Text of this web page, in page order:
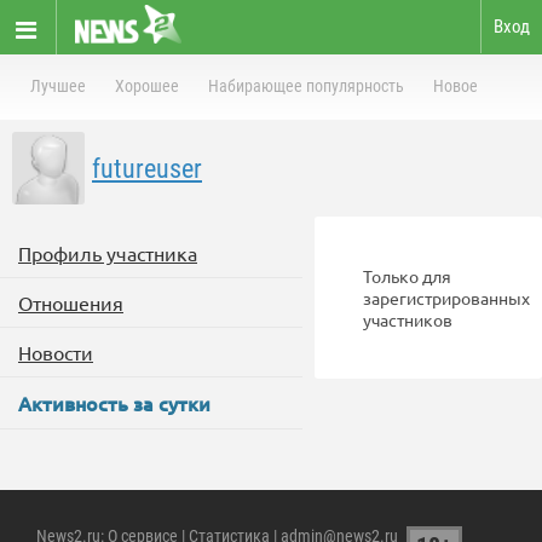
Вход
Лучшее Хорошее Набирающее популярность Новое
futureuser
Профиль участника
Отношения
Новости
Активность за сутки
Только для
зарегистрированных
участников
News2.ru: О сервисе | Статистика | admin@news2.ru